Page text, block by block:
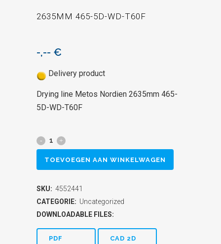
2635MM 465-5D-WD-T60F
-,-- €
Delivery product
Drying line Metos Nordien 2635mm 465-
5D-WD-T60F
Drying
line
Nordien
2635mm
465-
TOEVOEGEN AAN WINKELWAGEN
SKU: 4552441
CATEGORIE: Uncategorized
DOWNLOADABLE FILES:
PDF CAD 2D